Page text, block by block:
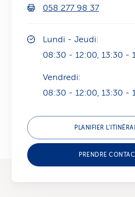
e
058 277 98 37
Lundi - Jeudi:
08:30 - 12:00, 13:30 -
Vendredi:
08:30 - 12:00, 13:30 -
PLANIFIER
PRENDRE